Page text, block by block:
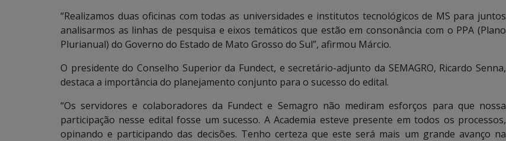
“Realizamos duas oficinas com todas as universidades e institutos tecnológicos de MS para juntos
analisarmos as linhas de pesquisa e eixos temáticos que estão em consonância com o PPA (Plano
Plurianual) do Governo do Estado de Mato Grosso do Sul”, afirmou Márcio.
O presidente do Conselho Superior da Fundect, e secretário-adjunto da SEMAGRO, Ricardo Senna,
destaca a importância do planejamento conjunto para o sucesso do edital.
“Os servidores e colaboradores da Fundect e Semagro não mediram esforços para que nossa
participação nesse edital fosse um sucesso. A Academia esteve presente em todos os processos,
opinando e participando das decisões. Tenho certeza que este será mais um grande avanço na